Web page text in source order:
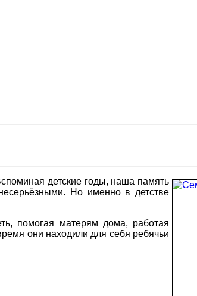
детские годы, наша память
Но именно в детстве
помогая матерям дома, работая
они находили для себя ребячьи